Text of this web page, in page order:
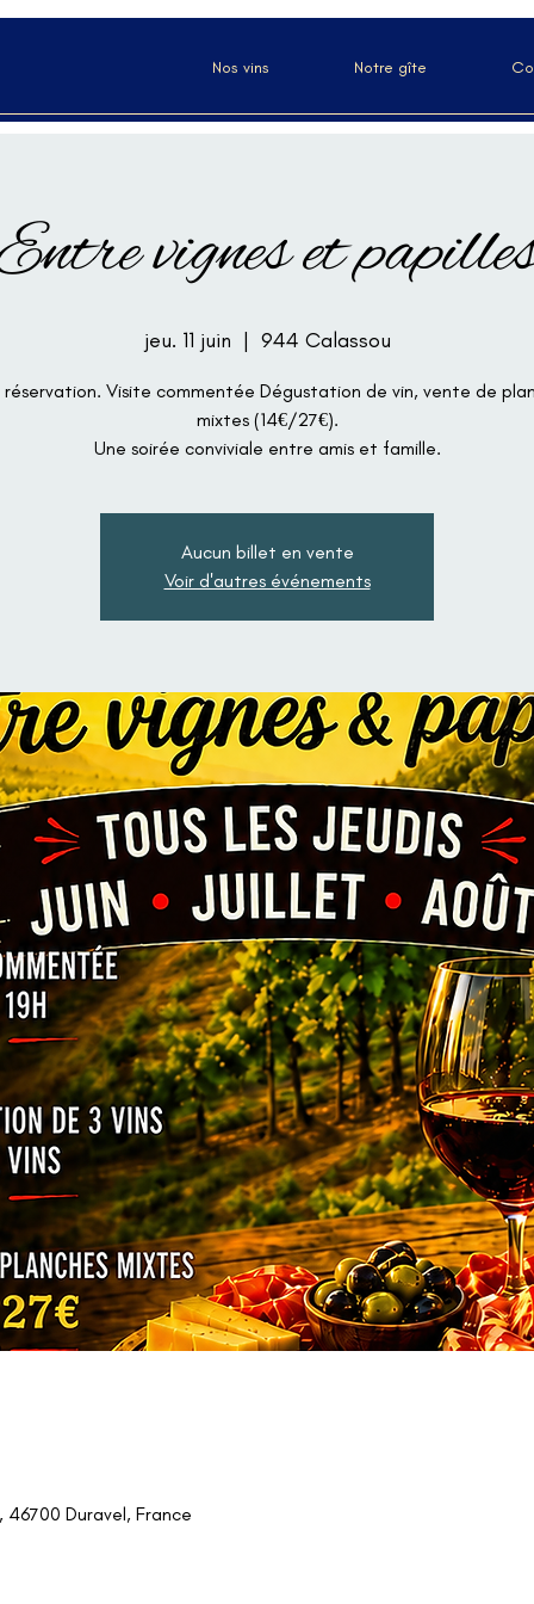
Nos vins Notre gîte
vignes et
jeu. 11 juin
  |
944 Calassou
réservation. Visite commentée Dégustation de vin, vente de
mixtes (14€/27€).
Une soirée conviviale entre amis et famille.
Aucun billet en vente
Voir d'autres événements
Duravel, France